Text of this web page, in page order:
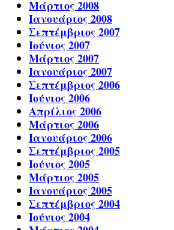
Μάρτιος 2008
Ιανουάριος 2008
Σεπτέμβριος 2007
Ιούνιος 2007
Μάρτιος 2007
Ιανουάριος 2007
Σεπτέμβριος 2006
Ιούνιος 2006
Απρίλιος 2006
Μάρτιος 2006
Ιανουάριος 2006
Σεπτέμβριος 2005
Ιούνιος 2005
Μάρτιος 2005
Ιανουάριος 2005
Σεπτέμβριος 2004
Ιούνιος 2004